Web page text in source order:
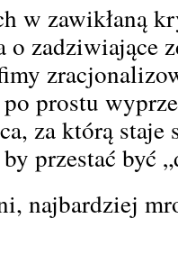
w zawikłaną
o zadziwiające
prostu
za którą
przestać być
najbardziej